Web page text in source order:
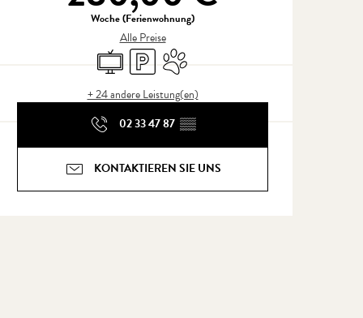
Woche (Ferienwohnung)
Alle Preise
FernsehenParkplatzTiere erlaubt
+ 24 andere Leistung(en)
02 33 47 87 ▒▒
KONTAKTIEREN SIE UNS